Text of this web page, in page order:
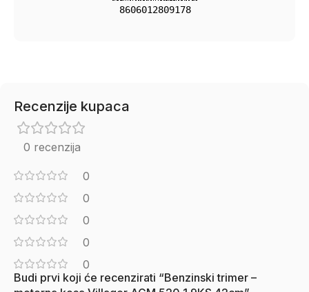
8606012809178
Recenzije kupaca
0 recenzija
0
0
0
0
0
Budi prvi koji će recenzirati “Benzinski trimer –